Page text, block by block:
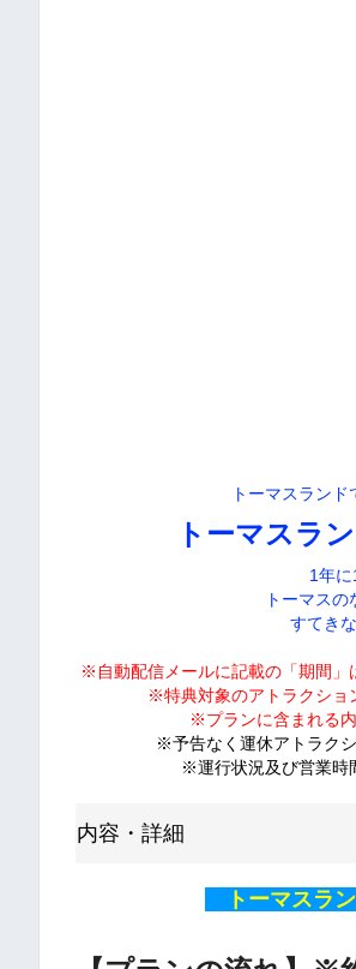
トーマスランド
トーマスラ
1年
トーマス
すてき
※自動配信メールに記載の「期間」
※特典対象のアトラクショ
※プランに含まれる
※予告なく運休アトラク
※運行状況及び営業時
内容・詳細
トーマスラ